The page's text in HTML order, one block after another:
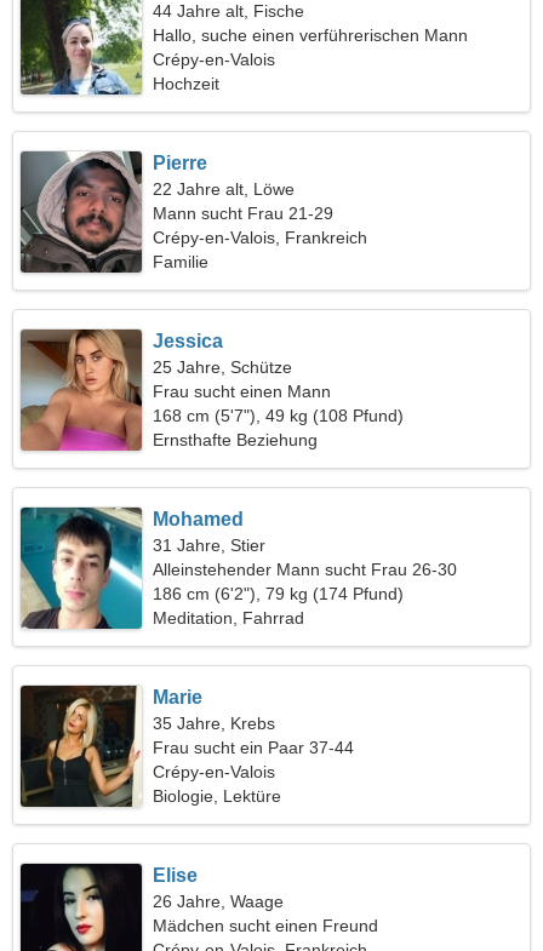
44 Jahre alt, Fische
Hallo, suche einen verführerischen Mann
Crépy-en-Valois
Hochzeit
Pierre
22 Jahre alt, Löwe
Mann sucht Frau 21-29
Crépy-en-Valois, Frankreich
Familie
Jessica
25 Jahre, Schütze
Frau sucht einen Mann
168 cm (5'7"), 49 kg (108 Pfund)
Ernsthafte Beziehung
Mohamed
31 Jahre, Stier
Alleinstehender Mann sucht Frau 26-30
186 cm (6'2"), 79 kg (174 Pfund)
Meditation, Fahrrad
Marie
35 Jahre, Krebs
Frau sucht ein Paar 37-44
Crépy-en-Valois
Biologie, Lektüre
Elise
26 Jahre, Waage
Mädchen sucht einen Freund